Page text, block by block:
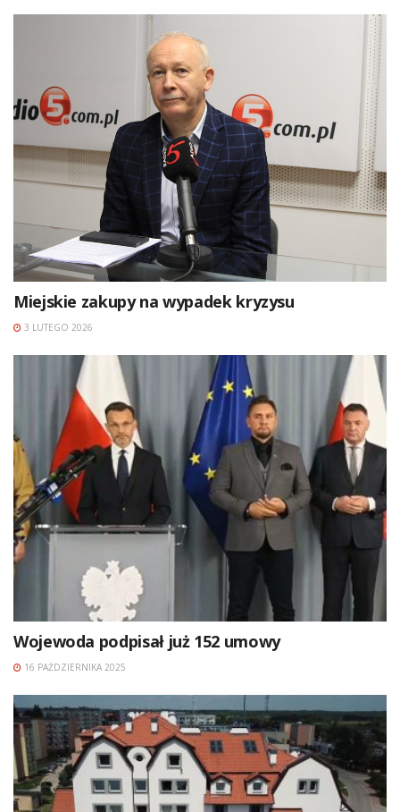
Miejskie zakupy na wypadek kryzysu
3 LUTEGO 2026
Wojewoda podpisał już 152 umowy
16 PAŹDZIERNIKA 2025